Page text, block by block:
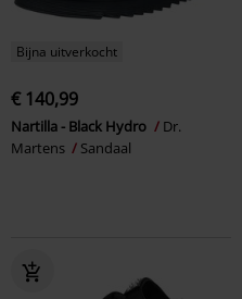
Bijna uitverkocht
€ 140,99
Nartilla - Black Hydro
Dr.
Martens
Sandaal